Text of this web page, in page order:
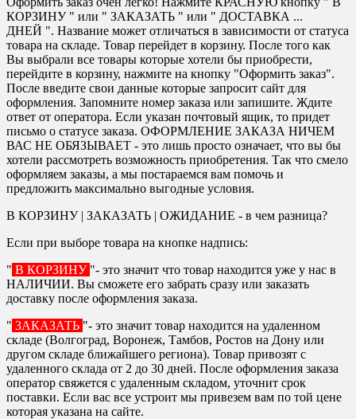
КОРЗИНУ " или " ЗАКАЗАТЬ " или " ДОСТАВКА ...
ДНЕЙ ". Название может отличаться в зависимости от статуса
товара на складе. Товар перейдет в корзину. После того как
Вы выбрали все товары которые хотели бы приобрести,
перейдите в корзину, нажмите на кнопку "Оформить заказ".
После введите свои данные которые запросит сайт для
оформления. Запомните номер заказа или запишите. Ждите
ответ от оператора. Если указан почтовый ящик, то придет
письмо о статусе заказа. ОФОРМЛЕНИЕ ЗАКАЗА НИЧЕМ
ВАС НЕ ОБЯЗЫВАЕТ - это лишь просто означает, что вы бы
хотели рассмотреть возможность приобретения. Так что смело
оформляем заказы, а мы постараемся вам помочь и
предложить максимально выгодные условия.
В КОРЗИНУ | ЗАКАЗАТЬ | ОЖИДАНИЕ - в чем разница?
Если при выборе товара на кнопке надпись:
" В КОРЗИНУ "- это значит что товар находится уже у нас в
НАЛИЧИИ. Вы сможете его забрать сразу или заказать
доставку после оформления заказа.
" ЗАКАЗАТЬ "- это значит товар находится на удаленном
складе (Волгоград, Воронеж, Тамбов, Ростов на Дону или
другом складе ближайшего региона). Товар привозят с
удаленного склада от 2 до 30 дней. После оформления заказа
оператор свяжется с удаленным складом, уточнит срок
поставки. Если вас все устроит мы привезем вам по той цене
которая указана на сайте.